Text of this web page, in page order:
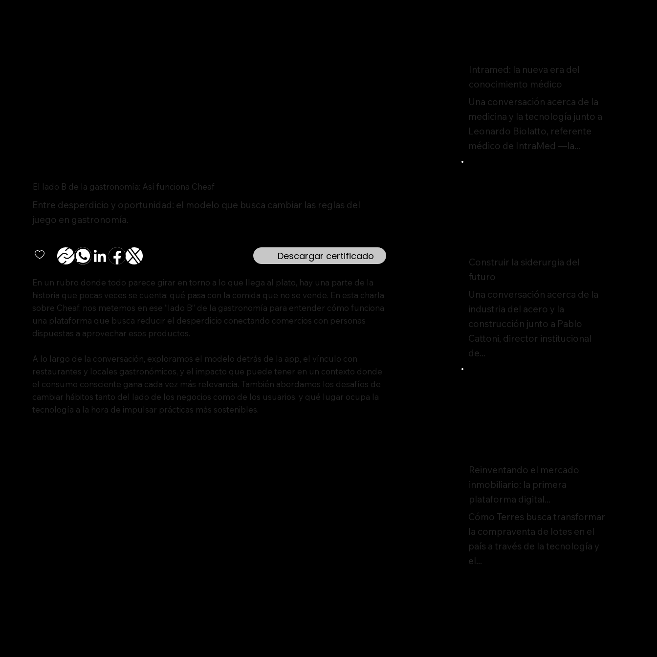
El lado B de la gastronomía: Así funciona Cheaf
Entre desperdicio y oportunidad: el modelo que busca cambiar las reglas del
juego en gastronomía.
Descargar certificado
En un rubro donde todo parece girar en torno a lo que llega al plato, hay una parte de la
historia que pocas veces se cuenta: qué pasa con la comida que no se vende. En esta charla
sobre Cheaf, nos metemos en ese “lado B” de la gastronomía para entender cómo funciona
una plataforma que busca reducir el desperdicio conectando comercios con personas
dispuestas a aprovechar esos productos.
A lo largo de la conversación, exploramos el modelo detrás de la app, el vínculo con
restaurantes y locales gastronómicos, y el impacto que puede tener en un contexto donde
el consumo consciente gana cada vez más relevancia. También abordamos los desafíos de
cambiar hábitos tanto del lado de los negocios como de los usuarios, y qué lugar ocupa la
tecnología a la hora de impulsar prácticas más sostenibles.
Intramed: la nueva era del
conocimiento médico
Una conversación acerca de la
medicina y la tecnología junto a
Leonardo Biolatto, referente
médico de IntraMed —la...
Construir la siderurgia del
futuro
Una conversación acerca de la
industria del acero y la
construcción junto a Pablo
Cattoni, director institucional
de...
Reinventando el mercado
inmobiliario: la primera
plataforma digital...
Cómo Terres busca transformar
la compraventa de lotes en el
país a través de la tecnología y
el...